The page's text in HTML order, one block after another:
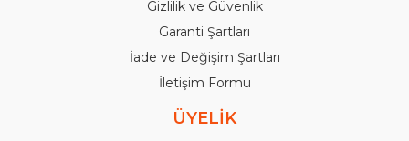
Gizlilik ve Güvenlik
Garanti Şartları
İade ve Değişim Şartları
İletişim Formu
ÜYELİK